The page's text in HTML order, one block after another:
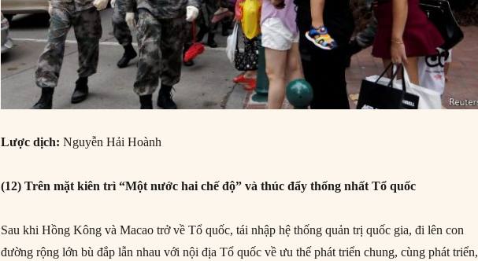
Lược dịch:Nguyễn Hải Hoành
(12) Trên mặt kiên trì “Một nước hai chế độ” và thúc đẩy thống nhất Tổ quốc
Sau khi Hồng Kông và Macao trở về Tổ quốc, tái nhập hệ thống quản trị quốc gia, đi lên con
đường rộng lớn bù đắp lẫn nhau với nội địa Tổ quốc về ưu thế phát triển chung, cùng phát triển,